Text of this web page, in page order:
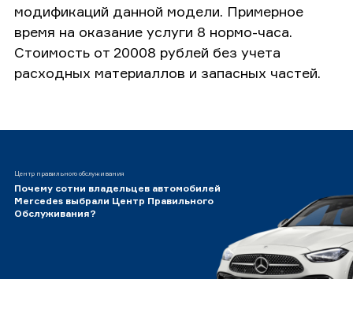
модификаций данной модели. Примерное
время на оказание услуги 8 нормо-часа.
Стоимость от 20008 рублей без учета
расходных материаллов и запасных частей.
Центр правильного обслуживания
Почему сотни владельцев автомобилей
Mercedes выбрали Центр Правильного
Обслуживания?